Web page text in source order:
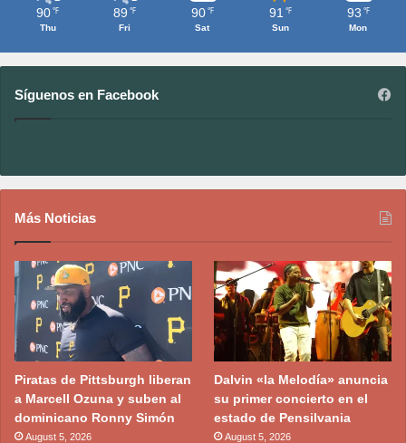
90 ℉
Thu
89 ℉
Fri
90 ℉
Sat
91 ℉
Sun
93 ℉
Mon
Síguenos en Facebook
Más Noticias
Piratas de Pittsburgh liberan
a Marcell Ozuna y suben al
dominicano Ronny Simón
August 5, 2026
Dalvin «la Melodía» anuncia
su primer concierto en el
estado de Pensilvania
August 5, 2026